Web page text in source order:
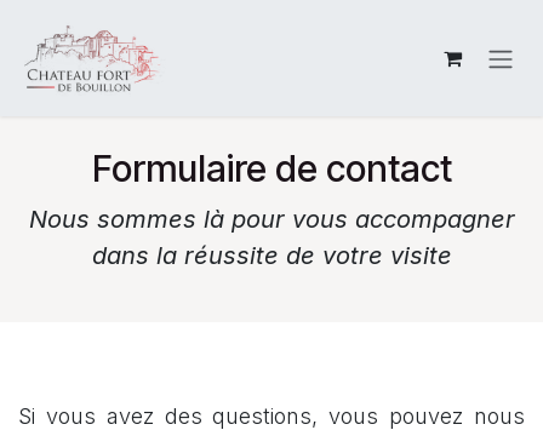
Formulaire de contact
Nous sommes là pour vous accompagner
dans la réussite de votre visite
Si vous avez des questions, vous pouvez nous